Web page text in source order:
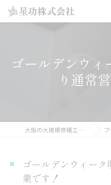
ゴールデンウィ
り通常
大阪の大規模修繕工事なら星功株式会社 ブログ
ゴールデンウィー
業です！